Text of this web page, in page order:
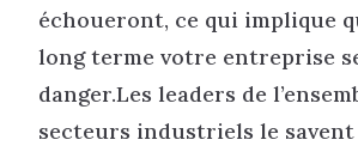
échoueront, ce qui implique
long terme votre entreprise
danger.Les leaders de
secteurs industriels le savent